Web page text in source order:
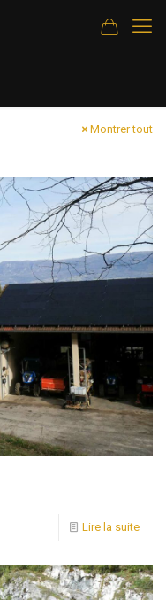
Montrer tout
Lire la suite